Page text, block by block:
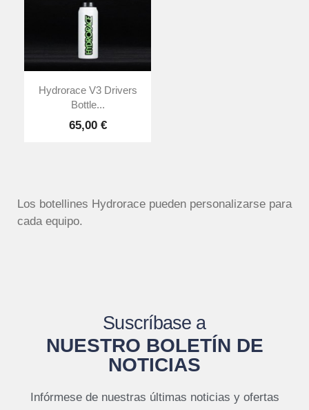
Hydrorace V3 Drivers
Bottle...
65,00 €
Los botellines Hydrorace pueden personalizarse para
cada equipo.
Suscríbase a
NUESTRO BOLETÍN DE
NOTICIAS
Infórmese de nuestras últimas noticias y ofertas